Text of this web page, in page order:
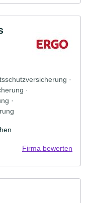
·
·
·
Firma bewerten